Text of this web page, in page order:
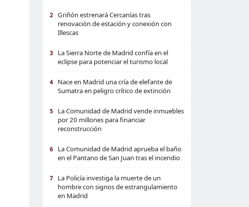
2
Griñón estrenará Cercanías tras
renovación de estación y conexión con
Illescas
3
La Sierra Norte de Madrid confía en el
eclipse para potenciar el turismo local
4
Nace en Madrid una cría de elefante de
Sumatra en peligro crítico de extinción
5
La Comunidad de Madrid vende inmuebles
por 20 millones para financiar
reconstrucción
6
La Comunidad de Madrid aprueba el baño
en el Pantano de San Juan tras el incendio
7
La Policía investiga la muerte de un
hombre con signos de estrangulamiento
en Madrid